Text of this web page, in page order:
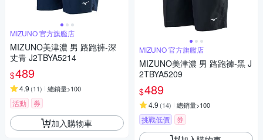
MIZUNO 官方旗艦店
MIZUNO美津濃 男 路跑褲-深
丈青 J2TBYA5214
$489
4.9 (11) 總銷量>100
活動 券
加入購物車
MIZUNO 官方旗艦店
MIZUNO美津濃 男 路跑褲-黑 J
2TBYA5209
$489
4.9 (14) 總銷量>100
挑戰低價 券